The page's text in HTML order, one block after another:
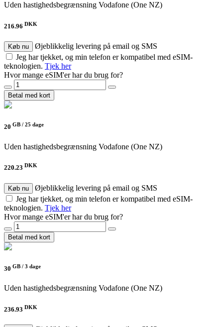
Uden hastighedsbegrænsning Vodafone (One NZ)
216.96 DKK
Køb nu
Øjeblikkelig levering på email og SMS
Jeg har tjekket, og min telefon er kompatibel med eSIM-
teknologien. Tjek her
Hvor mange eSIM'er har du brug for?
Betal med kort
20 GB / 25 dage
Uden hastighedsbegrænsning Vodafone (One NZ)
220.23 DKK
Køb nu
Øjeblikkelig levering på email og SMS
Jeg har tjekket, og min telefon er kompatibel med eSIM-
teknologien. Tjek her
Hvor mange eSIM'er har du brug for?
Betal med kort
30 GB / 3 dage
Uden hastighedsbegrænsning Vodafone (One NZ)
236.93 DKK